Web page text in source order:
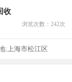
收
浏览次数： 242次
:上海市松江区